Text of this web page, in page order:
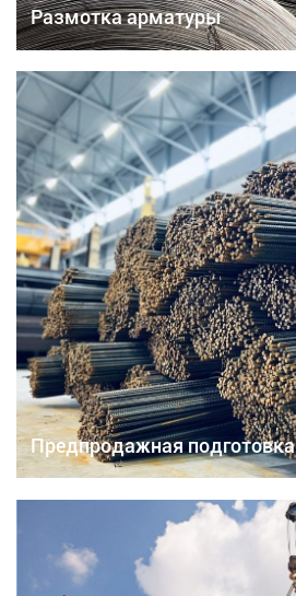
Размотка арматуры
Предпродажная подготовка